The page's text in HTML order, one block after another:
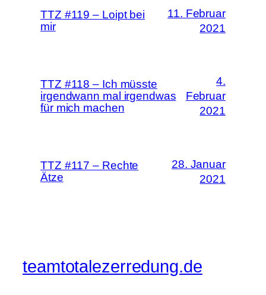
TTZ #119 – Loipt bei
mir
11. Februar
2021
TTZ #118 – Ich müsste
irgendwann mal irgendwas
für mich machen
4.
Februar
2021
TTZ #117 – Rechte
Ätze
28. Januar
2021
teamtotalezerredung.de